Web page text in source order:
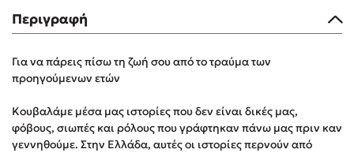
Φυστίκι ΠουΚυλάει
El Sombrero
Στέφανος Ξενάκης
Περιγραφή
Για να πάρεις πίσω τη ζωή σου από το τραύμα των
προηγούμενων ετών
Κουβαλάμε μέσα μας ιστορίες που δεν είναι δικές μας,
φόβους, σιωπές και ρόλους που γράφτηκαν πάνω μας πριν καν
γεννηθούμε. Στην Ελλάδα, αυτές οι ιστορίες περνούν από